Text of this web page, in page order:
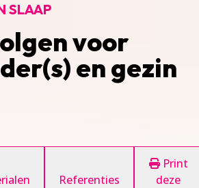
voor
en gezin
SLAAP
Referenties
Print
deze